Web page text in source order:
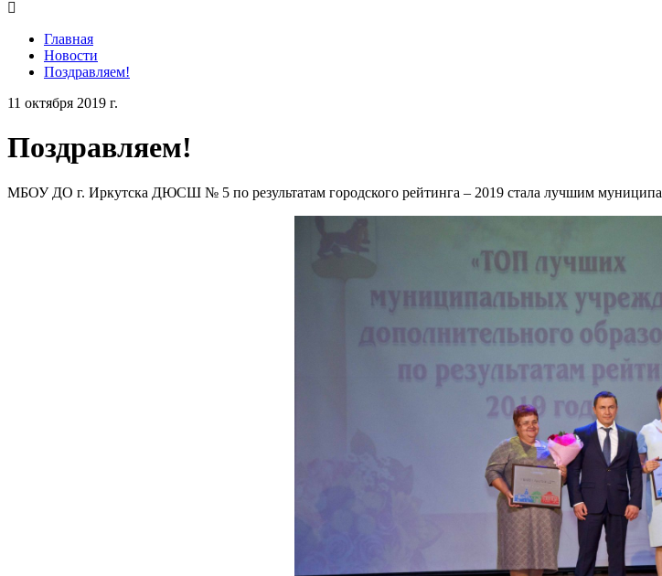
Главная
Новости
Поздравляем!
11 октября 2019 г.
Поздравляем!
МБОУ ДО г. Иркутска ДЮСШ № 5 по результатам городского рейтинга – 2019 стала лучшим